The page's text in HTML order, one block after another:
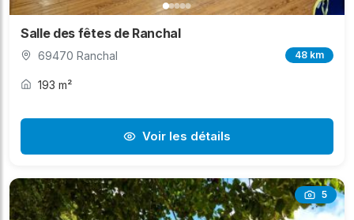
Salle des fêtes de Ranchal
69470 Ranchal 48 km
193 m²
Voir les détails
5